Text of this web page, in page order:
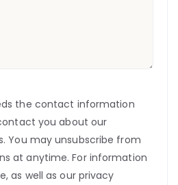
the contact information
you about our
You may unsubscribe from
at anytime. For information
as well as our privacy